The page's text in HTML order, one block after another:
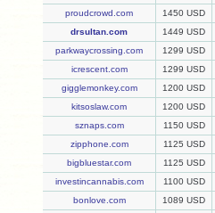
proudcrowd.com
1450 USD
drsultan.com
1449 USD
parkwaycrossing.com
1299 USD
icrescent.com
1299 USD
gigglemonkey.com
1200 USD
kitsoslaw.com
1200 USD
sznaps.com
1150 USD
zipphone.com
1125 USD
bigbluestar.com
1125 USD
investincannabis.com
1100 USD
bonlove.com
1089 USD